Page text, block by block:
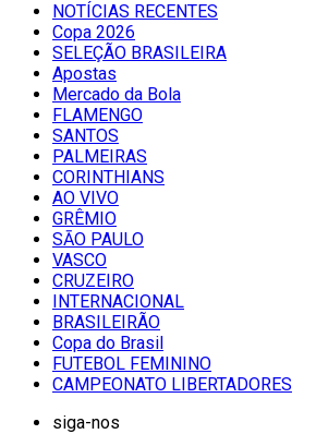
NOTÍCIAS RECENTES
Copa 2026
SELEÇÃO BRASILEIRA
Apostas
Mercado da Bola
FLAMENGO
SANTOS
PALMEIRAS
CORINTHIANS
AO VIVO
GRÊMIO
SĀO PAULO
VASCO
CRUZEIRO
INTERNACIONAL
BRASILEIRÃO
Copa do Brasil
FUTEBOL FEMININO
CAMPEONATO LIBERTADORES
siga-nos